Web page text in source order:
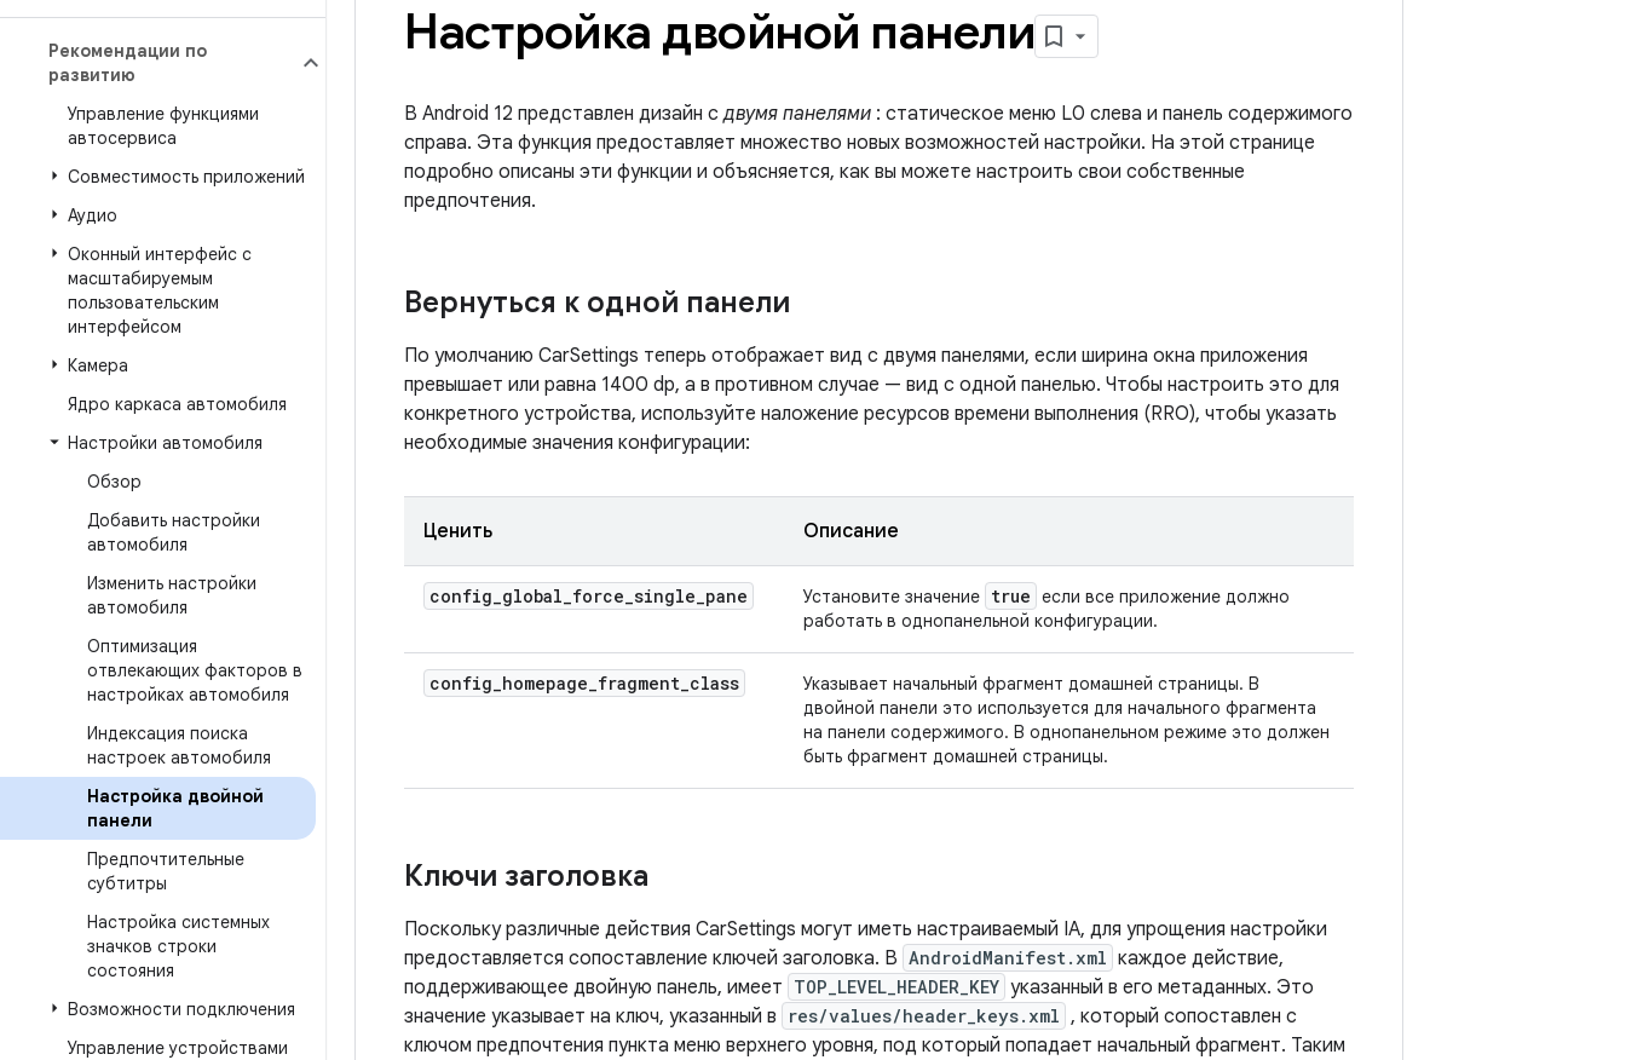
Рекомендации по
развитию
Управление функциями
автосервиса
Совместимость приложений
Аудио
Оконный интерфейс с
масштабируемым
пользовательским
интерфейсом
Камера
Ядро каркаса автомобиля
Настройки автомобиля
Обзор
Добавить настройки
автомобиля
Изменить настройки
автомобиля
Оптимизация
отвлекающих факторов в
настройках автомобиля
Индексация поиска
настроек автомобиля
Настройка двойной
панели
Предпочтительные
субтитры
Настройка системных
значков строки
состояния
Возможности подключения
Управление устройствами
Настройка двойной панели
В Android 12 представлен дизайн сдвумя панелями : статическое меню L0 слева и панель содержимого
справа. Эта функция предоставляет множество новых возможностей настройки. На этой странице
подробно описаны эти функции и объясняется, как вы можете настроить свои собственные
предпочтения.
Вернуться к одной панели
По умолчанию CarSettings теперь отображает вид с двумя панелями, если ширина окна приложения
превышает или равна 1400 dp, а в противном случае — вид с одной панелью. Чтобы настроить это для
конкретного устройства, используйте наложение ресурсов времени выполнения (RRO), чтобы указать
необходимые значения конфигурации:
Ценить Описание
config_global_force_single_pane Установите значение true если все приложение должно
работать в однопанельной конфигурации.
config_homepage_fragment_class
Указывает начальный фрагмент домашней страницы. В
двойной панели это используется для начального фрагмента
на панели содержимого. В однопанельном режиме это должен
быть фрагмент домашней страницы.
Ключи заголовка
Поскольку различные действия CarSettings могут иметь настраиваемый IA, для упрощения настройки
предоставляется сопоставление ключей заголовка. В AndroidManifest.xml каждое действие,
поддерживающее двойную панель, имеет TOP_LEVEL_HEADER_KEY указанный в его метаданных. Это
значение указывает на ключ, указанный в
res/values/header_keys.xml , который сопоставлен с
ключом предпочтения пункта меню верхнего уровня, под который попадает начальный фрагмент. Таким